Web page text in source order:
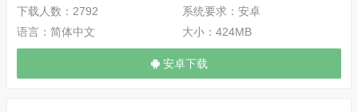
下载人数： 2792 系统要求： 安卓
语言： 简体中文 大小： 424MB
安卓下载